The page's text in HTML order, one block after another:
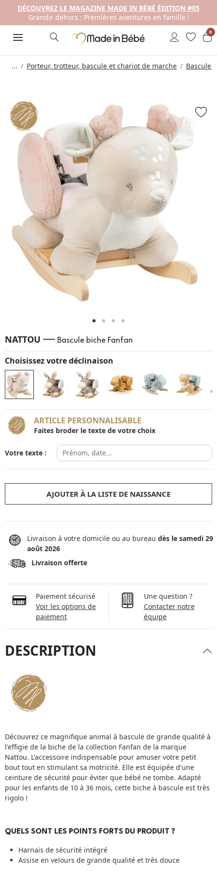
DÉCOUVREZ LE MAGAZINE MADE IN BÉBÉ ÉDITION #05
Grandir dehors : Premières aventures en famille !
0
... Porteur, trotteur, bascule et chariot de marche Bascule
NATTOU — Bascule biche Fanfan
Choisissez votre déclinaison
ARTICLE PERSONNALISABLE
Faites broder le texte de votre choix
Votre texte :
AJOUTER À LA LISTE DE NAISSANCE
Livraison à votre domicile ou au bureau dès le samedi 29
août 2026
Livraison offerte
Paiement sécurisé
Voir les options de
paiement
Une question ?
Contacter notre
équipe
DESCRIPTION
Découvrez ce magnifique animal à bascule de grande qualité à
l'effigie de la biche de la collection Fanfan de la marque
Nattou. L'accessoire indispensable pour amuser votre petit
bout tout en stimulant sa motricité. Elle est équipée d'une
ceinture de sécurité pour éviter que bébé ne tombe. Adapté
pour les enfants de 10 à 36 mois, cette biche à bascule est très
rigolo !
QUELS SONT LES POINTS FORTS DU PRODUIT ?
Harnais de sécurité intégré
Assise en velours de grande qualité et très douce